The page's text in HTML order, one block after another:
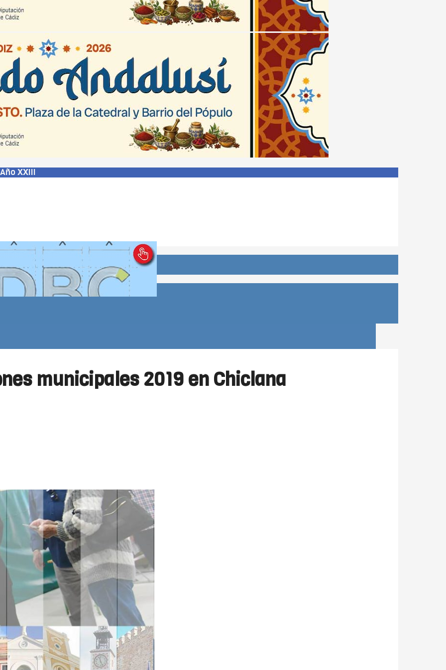
XXIII
municipales 2019 en Chiclana